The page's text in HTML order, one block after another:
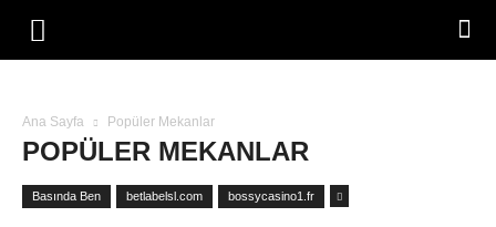
Ana Sayfa Popüler Mekanlar
POPÜLER MEKANLAR
Basında Ben betlabelsl.com bossycasino1.fr